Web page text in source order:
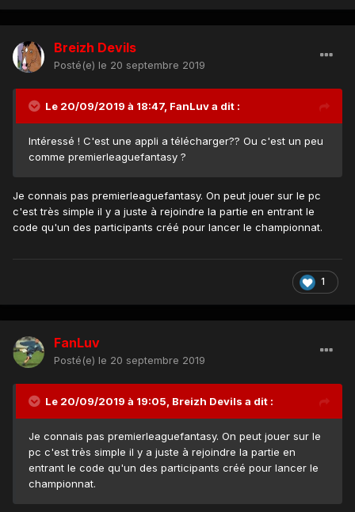
Breizh Devils
Posté(e) le 20 septembre 2019
Le 20/09/2019 à 18:47, FanLuva dit :
Intéressé ! C'est une appli a télécharger?? Ou c'est un peu
comme premierleaguefantasy ?
Je connais pas premierleaguefantasy. On peut jouer sur le pc
c'est très simple il y a juste à rejoindre la partie en entrant le
code qu'un des participants créé pour lancer le championnat.
1
FanLuv
Posté(e) le 20 septembre 2019
Le 20/09/2019 à 19:05, Breizh Devils a dit :
Je connais pas premierleaguefantasy. On peut jouer sur le
pc c'est très simple il y a juste à rejoindre la partie en
entrant le code qu'un des participants créé pour lancer le
championnat.